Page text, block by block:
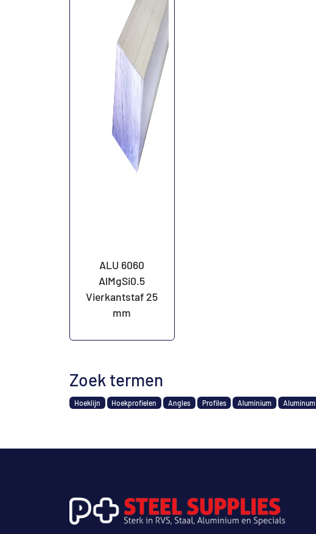
ALU 6060
AlMgSi0.5
Vierkantstaf 25
mm
Zoek termen
Hoeklijn Hoekprofielen Angles Profiles Aluminium Aluminum